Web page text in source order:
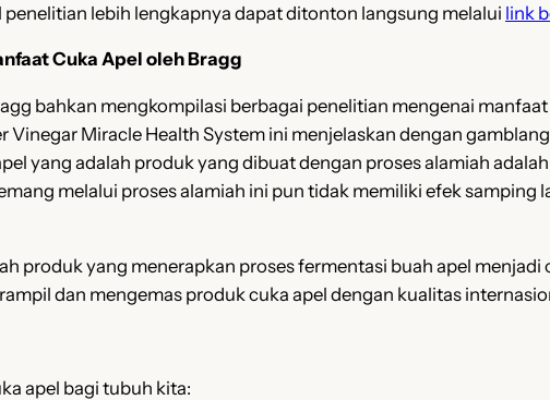
lebih lengkapnya dapat ditonton langsung melalui link
Cuka Apel oleh Bragg
bahkan mengkompilasi berbagai penelitian mengenai
Vinegar Miracle Health System ini menjelaskan dengan
yang adalah produk yang dibuat dengan proses alamiah
melalui proses alamiah ini pun tidak memiliki efek samping
produk yang menerapkan proses fermentasi buah apel
dan mengemas produk cuka apel dengan kualitas
apel bagi tubuh kita: